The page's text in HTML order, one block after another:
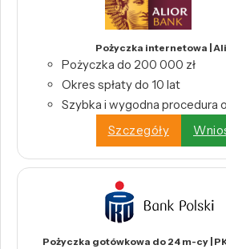
Pożyczka internetowa |
Pożyczka do 200 000 zł
Okres spłaty do 10 lat
Szybka i wygodna procedura
Szczegóły
Pożyczka gotówkowa do 24 m-cy |